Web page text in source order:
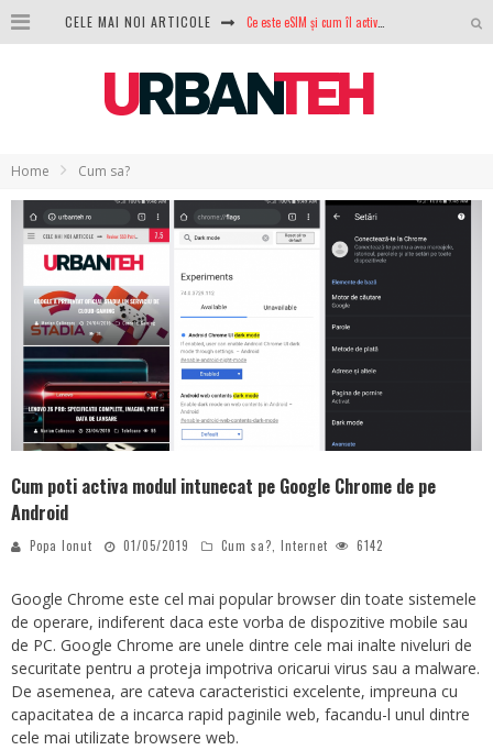
CELE MAI NOI ARTICOLE
100 GB de internet mobil gratuit de la Orange. Fără contract, fără acte și fără obligații
Analiza producției fotovoltaice în România – cât produce un sistem solar pe timp de iarnă?
NVIDIA avertizează: memoria RAM și SSD-urile ar putea deveni și mai scumpe în perioada următoare
GTA VI poate fi precomandat oficial. Rockstar dezvăluie edițiile oficiale și bonusurile pe care le primești
Home Cum sa?
Cum poti activa modul intunecat pe Google Chrome de pe
Android
Popa Ionut 01/05/2019 Cum sa?, Internet 6142
Google Chrome este cel mai popular browser din toate sistemele
de operare, indiferent daca este vorba de dispozitive mobile sau
de PC. Google Chrome are unele dintre cele mai inalte niveluri de
securitate pentru a proteja impotriva oricarui virus sau a malware.
De asemenea, are cateva caracteristici excelente, impreuna cu
capacitatea de a incarca rapid paginile web, facandu-l unul dintre
cele mai utilizate browsere web.